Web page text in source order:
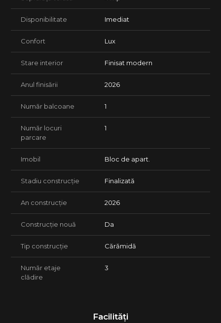
Disponibilitate Imediat
Confort Lux
Stare interior Finisat modern
Anul finisării 2026
Număr balcoane 1
Număr locuri
parcare
1
Imobil Bloc de apart.
Stadiu construcție Finalizată
An construcție 2026
Construcție nouă Da
Tip construcție Cărămidă
Număr etaje
clădire
3
Facilități